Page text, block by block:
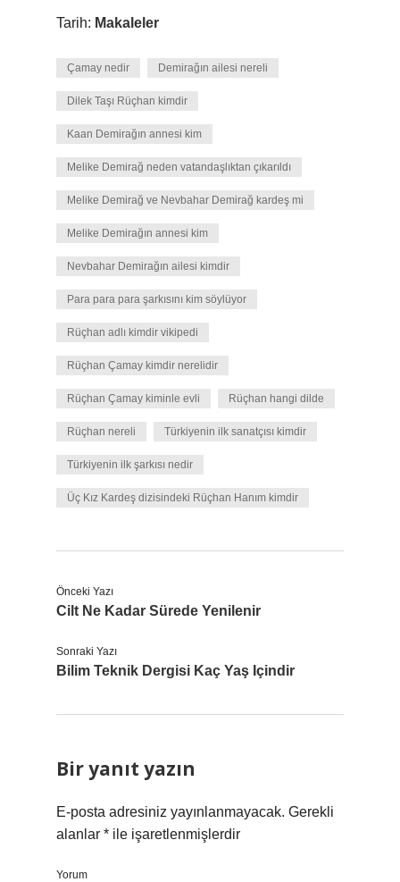
Tarih: Makaleler
Çamay nedir Demirağın ailesi nereli
Dilek Taşı Rüçhan kimdir
Kaan Demirağın annesi kim
Melike Demirağ neden vatandaşlıktan çıkarıldı
Melike Demirağ ve Nevbahar Demirağ kardeş mi
Melike Demirağın annesi kim
Nevbahar Demirağın ailesi kimdir
Para para para şarkısını kim söylüyor
Rüçhan adlı kimdir vikipedi
Rüçhan Çamay kimdir nerelidir
Rüçhan Çamay kiminle evli Rüçhan hangi dilde
Rüçhan nereli Türkiyenin ilk sanatçısı kimdir
Türkiyenin ilk şarkısı nedir
Üç Kız Kardeş dizisindeki Rüçhan Hanım kimdir
Önceki Yazı
Cilt Ne Kadar Sürede Yenilenir
Sonraki Yazı
Bilim Teknik Dergisi Kaç Yaş Içindir
Bir yanıt yazın
E-posta adresiniz yayınlanmayacak. Gerekli
alanlar * ile işaretlenmişlerdir
Yorum